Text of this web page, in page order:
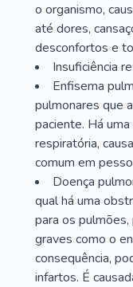
o organismo,
até dores,
desconfortos e
Insuficiência
Enfisema
pulmonares que
paciente. Há
respiratória,
comum em
Doença
qual há uma
para os
graves como o
consequência,
infartos. É